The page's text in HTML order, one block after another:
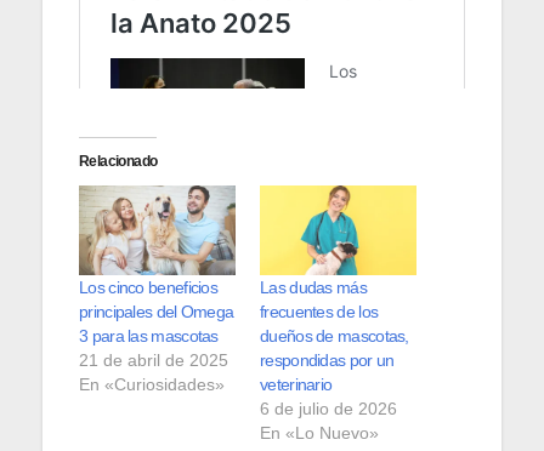
Relacionado
Los cinco beneficios
principales del Omega
3 para las mascotas
21 de abril de 2025
En «Curiosidades»
Las dudas más
frecuentes de los
dueños de mascotas,
respondidas por un
veterinario
6 de julio de 2026
En «Lo Nuevo»